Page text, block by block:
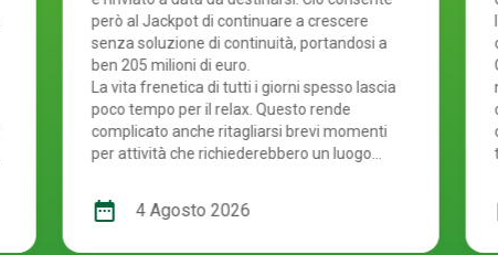
però al Jackpot di continuare a crescere
senza soluzione di continuità, portandosi a
ben 205 milioni di euro.
La vita frenetica di tutti i giorni spesso lascia
poco tempo per il relax. Questo rende
complicato anche ritagliarsi brevi momenti
per attività che richiederebbero un luogo
il gioco online offre una soluzione comoda a
chi partecipa ai concorsi: permette di fare la
date_range 4 Agosto 2026